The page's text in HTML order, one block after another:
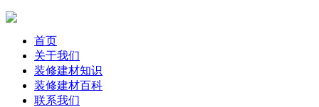
首页
关于我们
装修建材知识
装修建材百科
联系我们